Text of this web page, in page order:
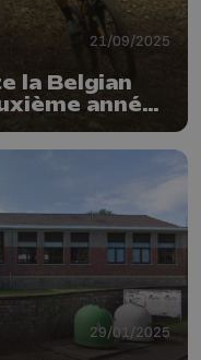
21/09/2025
la Belgian
année
29/01/2025